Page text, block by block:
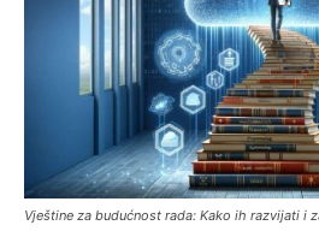
Vještine za budućnost rada: Kako ih razvijati i